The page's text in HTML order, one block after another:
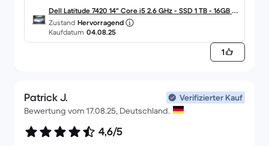
Mit dem Bildschirm finde ich eher schade. Aber
sonst für Preis/Leistung absolut super!
Dell Latitude 7420 14" Core i5 2.6 GHz - SSD 1 TB - 16GB Q
WERTZ - Deutsch
Zustand Hervorragend
Kaufdatum 04.08.25
1
Patrick J.
Verifizierter Kauf
Bewertung vom 17.08.25, Deutschland.
4,6/5